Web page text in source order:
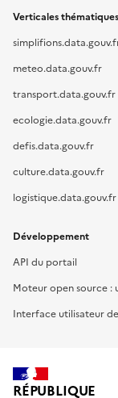
Verticales thématiques
meteo.data.gouv.fr
transport.data.gouv.fr
ecologie.data.gouv.fr
defis.data.gouv.fr
culture.data.gouv.fr
logistique.data.gouv.fr
Développement
API du portail
Moteur open source :
Interface utilisateur
RÉPUBLIQUE